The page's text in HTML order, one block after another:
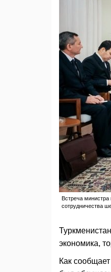
Встреча
сотрудничества
экономика,
Как